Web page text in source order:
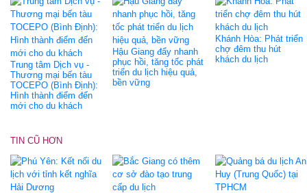
Trung tâm Dịch vụ -
Thương mại bến tàu
TOCEPO (Bình Định):
Hình thành điểm đến
mới cho du khách
Hậu Giang đẩy nhanh
phục hồi, tăng tốc phát
triển du lịch hiệu quả,
bền vững
Khánh Hòa: Phát triển
chợ đêm thu hút
khách du lịch
TIN CŨ HƠN